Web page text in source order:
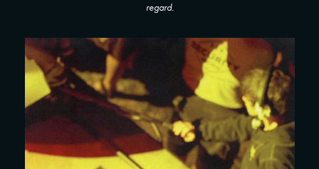
regard.